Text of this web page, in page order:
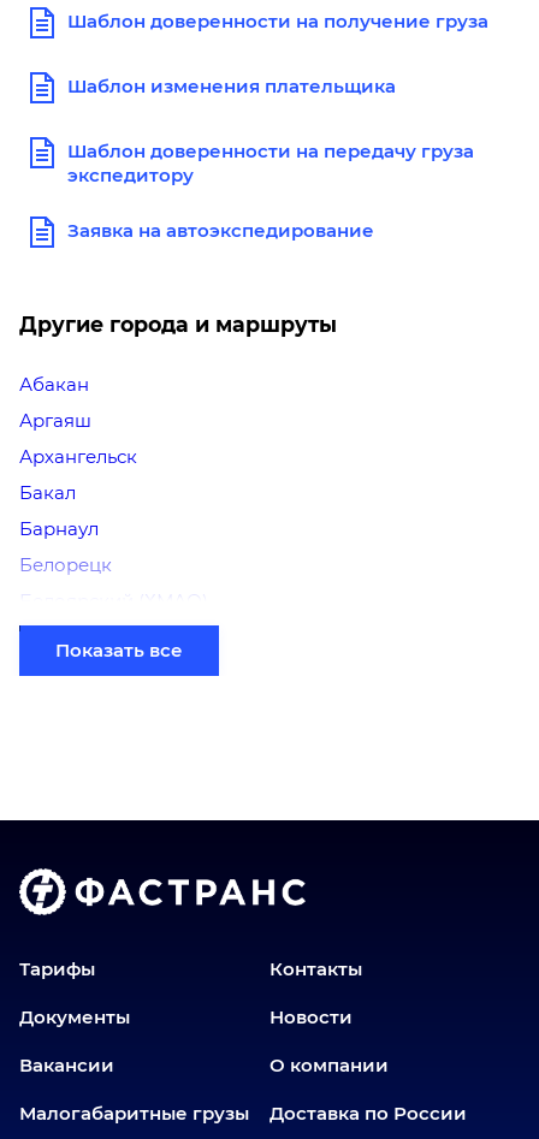
Шаблон доверенности на получение груза
Шаблон изменения плательщика
Шаблон доверенности на передачу груза
экспедитору
Заявка на автоэкспедирование
Другие города и маршруты
Абакан
Аргаяш
Архангельск
Бакал
Барнаул
Белорецк
Белоярский (ХМАО)
Березники
Бийск
Волгоград
Донецк
Еманжелинск
Заводоуковск
Златоуст
Иваново
Показать все
Тарифы Контакты
Документы Новости
Вакансии О компании
Малогабаритные грузы Доставка по России